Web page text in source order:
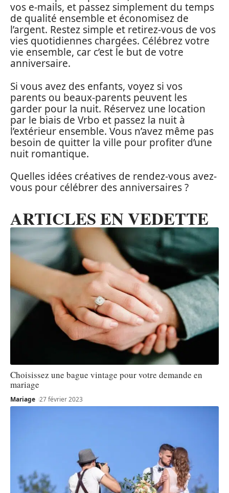
vos e-mails, et passez simplement du temps
de qualité ensemble et économisez de
l’argent. Restez simple et retirez-vous de vos
vies quotidiennes chargées. Célébrez votre
vie ensemble, car c’est le but de votre
anniversaire.
Si vous avez des enfants, voyez si vos
parents ou beaux-parents peuvent les
garder pour la nuit. Réservez une location
par le biais de Vrbo et passez la nuit à
l’extérieur ensemble. Vous n’avez même pas
besoin de quitter la ville pour profiter d’une
nuit romantique.
Quelles idées créatives de rendez-vous avez-
vous pour célébrer des anniversaires ?
ARTICLES EN VEDETTE
Choisissez une bague vintage pour votre demande en
mariage
Mariage 27 février 2023